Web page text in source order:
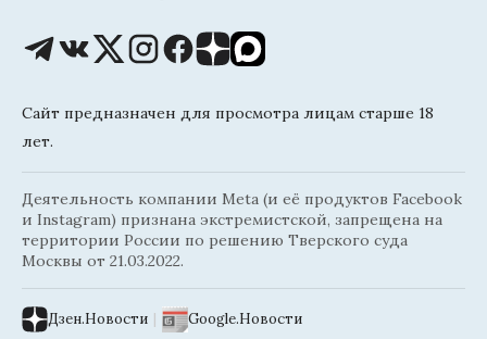
Сайт предназначен для просмотра лицам старше 18
лет.
Деятельность компании Meta (и её продуктов Facebook
и Instagram) признана экстремистской, запрещена на
территории России по решению Тверского суда
Москвы от 21.03.2022.
Дзен.Новости | Google.Новости